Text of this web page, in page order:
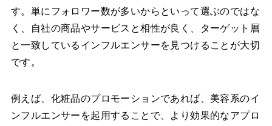
す。単にフォロワー数が多いからといって選ぶのではな
く、自社の商品やサービスと相性が良く、ターゲット層
と一致しているインフルエンサーを見つけることが大切
です。
例えば、化粧品のプロモーションであれば、美容系のイ
ンフルエンサーを起用することで、より効果的なアプロ